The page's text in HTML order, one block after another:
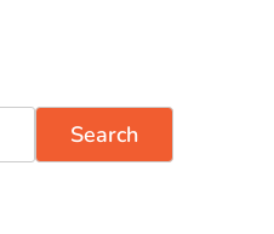
Search